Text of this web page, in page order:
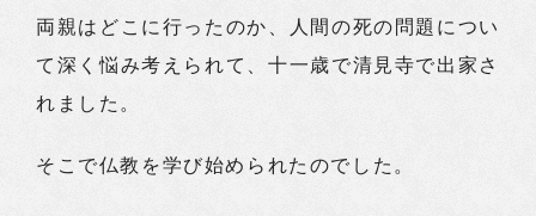
両親はどこに行ったのか、人間の死の問題につい
て深く悩み考えられて、十一歳で清見寺で出家さ
れました。
そこで仏教を学び始められたのでした。